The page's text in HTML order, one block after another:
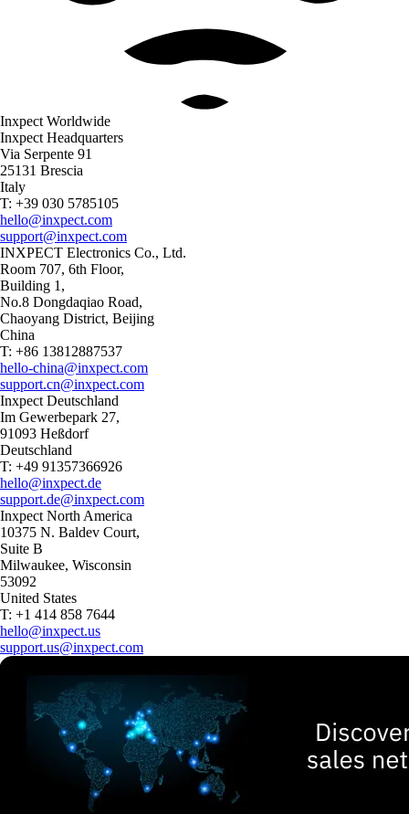
Inxpect Worldwide
Inxpect Headquarters
Via Serpente 91
25131 Brescia
Italy
T: +39 030 5785105
hello@inxpect.com
support@inxpect.com
INXPECT Electronics Co., Ltd.
Room 707, 6th Floor,
Building 1,
No.8 Dongdaqiao Road,
Chaoyang District, Beijing
China
T: +86 13812887537
hello-china@inxpect.com
support.cn@inxpect.com
Inxpect Deutschland
Im Gewerbepark 27,
91093 Heßdorf
Deutschland
T: +49 91357366926
hello@inxpect.de
support.de@inxpect.com
Inxpect North America
10375 N. Baldev Court,
Suite B
Milwaukee, Wisconsin
53092
United States
T: +1 414 858 7644
hello@inxpect.us
support.us@inxpect.com